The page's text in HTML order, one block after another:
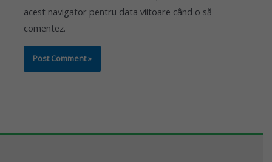
acest navigator pentru data viitoare când o să
comentez.